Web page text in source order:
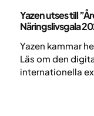
Yazen utses till
Näringslivsgala
Yazen kammar
Läs om den
internationella